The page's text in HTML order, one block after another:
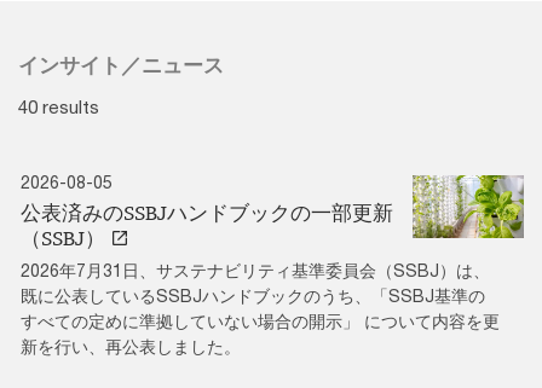
インサイト／ニュース
40 results
2026-08-05
公表済みのSSBJハンドブックの一部更新
（SSBJ）
2026年7月31日、サステナビリティ基準委員会（SSBJ）は、
既に公表しているSSBJハンドブックのうち、「SSBJ基準の
すべての定めに準拠していない場合の開示」 について内容を更
新を行い、再公表しました。